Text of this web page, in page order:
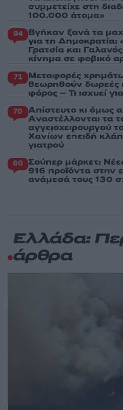
συμμετείχε στη
100.000 άτομα»
94 Βγήκαν ξανά τα
για τη Δημοκρατία:
Γρατσία και
κίνημα σε φοβικό
71 Μεταφορές
θεωρηθούν δωρεές
φόρος – Τι ισχυεί
70 Απίστευτο κι όμως
Aναστέλλονται τα
αγγειοχειρουργού
Χανίων επειδή
γιατρού
60 Σούπερ μάρκετ:
916 προϊόντα στην
ανάμεσά τους 130
Ελλάδα:
άρθρα